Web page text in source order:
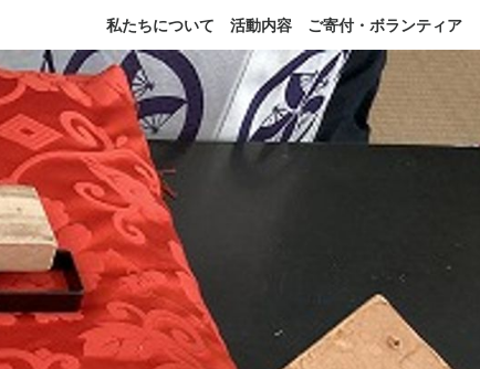
私たちについて 活動内容 ご寄付・ボランティア